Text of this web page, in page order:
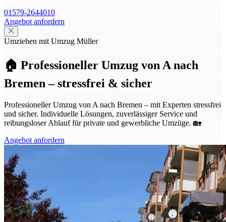
01579-2644010
Angebot anfordern
Umziehen mit Umzug Müller
🏠 Professioneller Umzug von A nach
Bremen – stressfrei & sicher
Professioneller Umzug von A nach Bremen – mit Experten stressfrei
und sicher. Individuelle Lösungen, zuverlässiger Service und
reibungsloser Ablauf für private und gewerbliche Umzüge. 🏡
Angebot anfordern